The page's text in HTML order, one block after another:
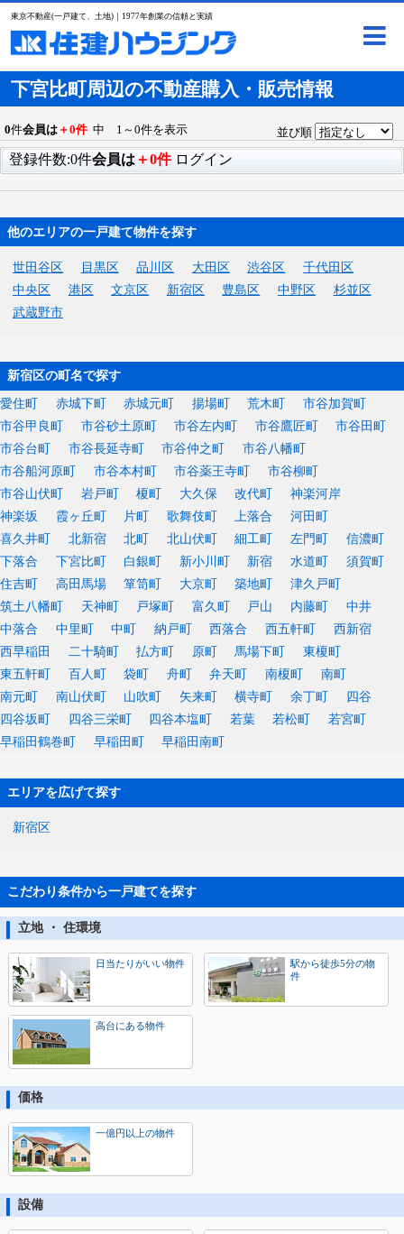
東京不動産(一戸建て、土地)｜1977年創業の信頼と実績
下宮比町周辺の不動産購入・販売情報
0件会員は ＋0件 中 1～0件を表示 並び順
登録件数:0件会員は ＋0件 ログイン
他のエリアの一戸建て物件を探す
世田谷区 目黒区 品川区 大田区 渋谷区
千代田区
中央区
港区 文京区 新宿区 豊島区 中野区
杉並区
武蔵野市
新宿区の町名で探す
愛住町 赤城下町 赤城元町 揚場町 荒木町
市谷加賀町
市谷甲良町
市谷砂土原町 市谷左内町 市谷鷹匠町
市谷田町
市谷台町
市谷長延寺町 市谷仲之町
市谷八幡町
市谷船河原町
市谷本村町 市谷薬王寺町
市谷柳町
市谷山伏町
岩戸町 榎町 大久保 改代町
神楽河岸
神楽坂
霞ヶ丘町 片町 歌舞伎町 上落合
河田町
喜久井町
北新宿 北町 北山伏町 細工町 左門町
信濃町
下落合
下宮比町 白銀町 新小川町 新宿 水道町
須賀町
住吉町
高田馬場 箪笥町 大京町 築地町
津久戸町
筑土八幡町
天神町 戸塚町 富久町 戸山 内藤町
中井
中落合
中里町 中町 納戸町 西落合 西五軒町
西新宿
西早稲田
二十騎町 払方町 原町 馬場下町
東榎町
東五軒町
百人町 袋町 舟町 弁天町 南榎町
南町
南元町
南山伏町 山吹町 矢来町 横寺町 余丁町
四谷
四谷坂町
四谷三栄町 四谷本塩町 若葉 若松町
若宮町
早稲田鶴巻町
早稲田町 早稲田南町
エリアを広げて探す
新宿区
こだわり条件から一戸建てを探す
立地 ・ 住環境
日当たりがいい物件
駅から徒歩5分の物
件
高台にある物件
価格
一億円以上の物件
設備